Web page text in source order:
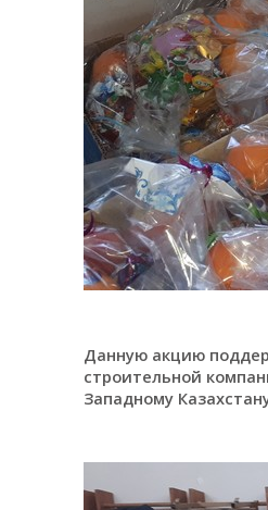
Данную акцию
строительной
Западному